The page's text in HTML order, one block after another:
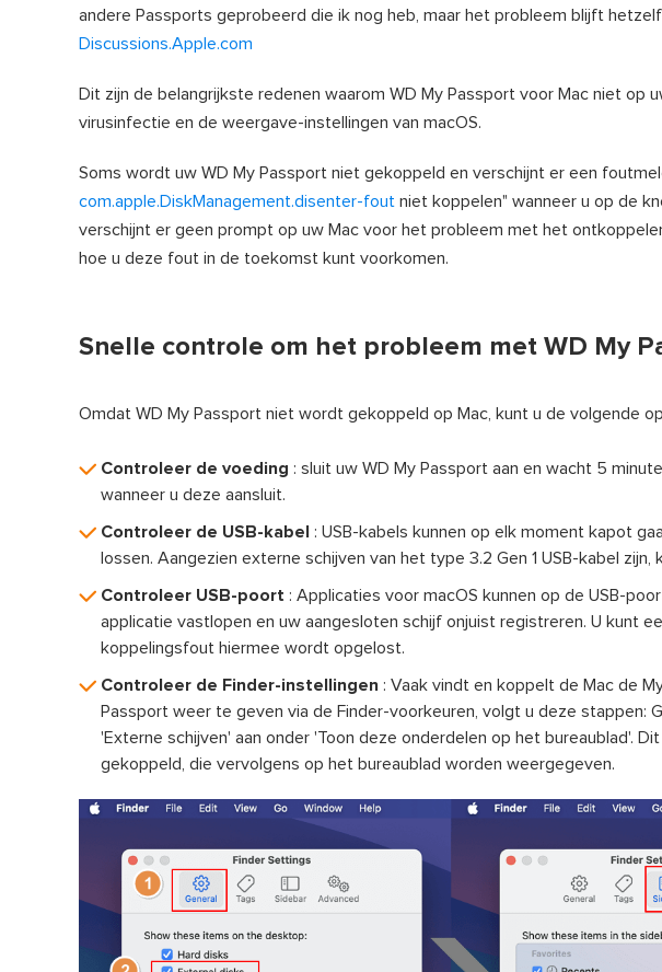
andere Passports geprobeerd die ik nog heb, maar het probleem blijft
Discussions.Apple.com
Dit zijn de belangrijkste redenen waarom WD My Passport voor Mac niet op
virusinfectie en de weergave-instellingen van macOS.
Soms wordt uw WD My Passport niet gekoppeld en verschijnt er een
com.apple.DiskManagement.disenter-fout niet koppelen" wanneer u op de
verschijnt er geen prompt op uw Mac voor het probleem met het
hoe u deze fout in de toekomst kunt voorkomen.
Snelle controle om het probleem met WD My
Omdat WD My Passport niet wordt gekoppeld op Mac, kunt u de volgende
Controleer de voeding : sluit uw WD My Passport aan en wacht 5
wanneer u deze aansluit.
Controleer de USB-kabel
: USB-kabels kunnen op elk moment kapot
lossen. Aangezien externe schijven van het type 3.2 Gen 1 USB-kabel
Controleer USB-poort : Applicaties voor macOS kunnen op de USB-
applicatie vastlopen en uw aangesloten schijf onjuist registreren. U kunt
koppelingsfout hiermee wordt opgelost.
Controleer de Finder-instellingen : Vaak vindt en koppelt de Mac de
Passport weer te geven via de Finder-voorkeuren, volgt u deze stappen:
'Externe schijven' aan onder 'Toon deze onderdelen op het bureaublad'.
gekoppeld, die vervolgens op het bureaublad worden weergegeven.